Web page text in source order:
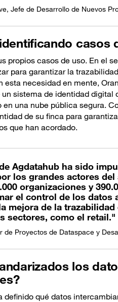
Jefe de Desarrollo de Nuevos
propios casos de uso. En el
para garantizar la
esta necesidad en mente,
sistema de identidad
una nube pública segura.
de su finca para
que han acordado.
Agdatahub ha sido
los grandes actores
organizaciones y
el control de los datos
mejora de la
sectores, como el retail."
de Proyectos de Dataspace y
los
definido qué datos